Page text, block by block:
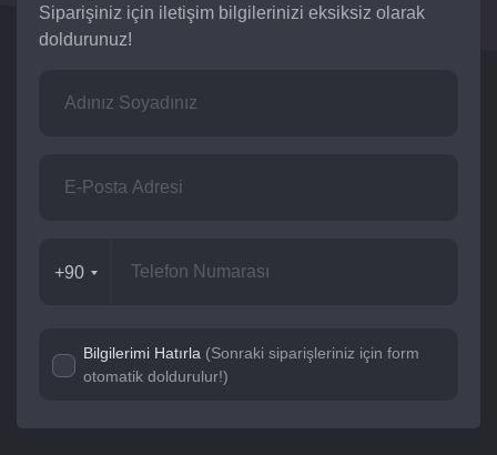
Siparişiniz için iletişim bilgilerinizi eksiksiz olarak
doldurunuz!
+90
Bilgilerimi Hatırla (Sonraki siparişleriniz için form
otomatik doldurulur!)